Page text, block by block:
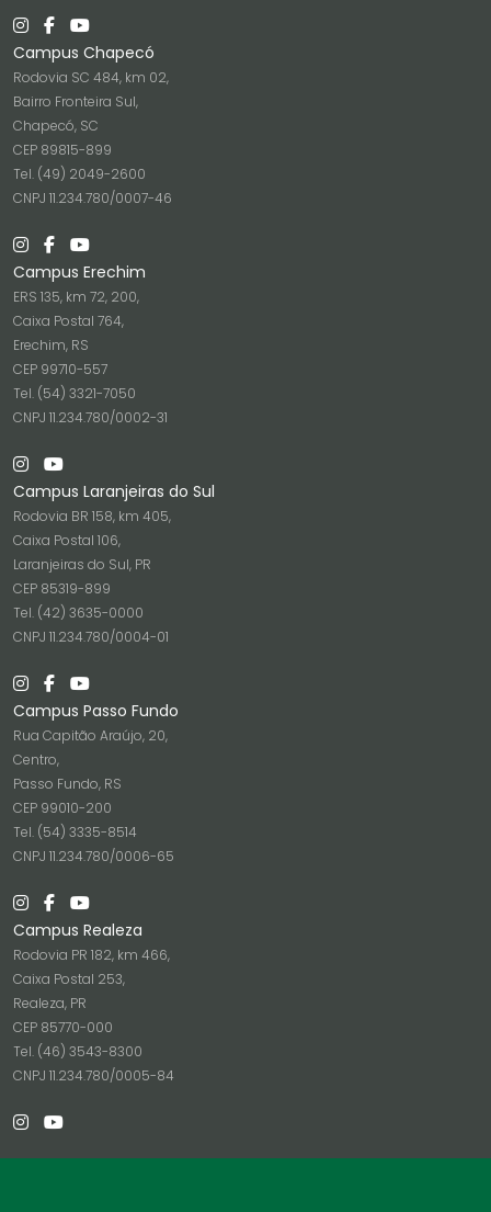
Campus Chapecó
Rodovia SC 484, km 02,
Bairro Fronteira Sul,
Chapecó, SC
CEP 89815-899
Tel. (49) 2049-2600
CNPJ 11.234.780/0007-46
Campus Erechim
ERS 135, km 72, 200,
Caixa Postal 764,
Erechim, RS
CEP 99710-557
Tel. (54) 3321-7050
CNPJ 11.234.780/0002-31
Campus Laranjeiras do Sul
Rodovia BR 158, km 405,
Caixa Postal 106,
Laranjeiras do Sul, PR
CEP 85319-899
Tel. (42) 3635-0000
CNPJ 11.234.780/0004-01
Campus Passo Fundo
Rua Capitão Araújo, 20,
Centro,
Passo Fundo, RS
CEP 99010-200
Tel. (54) 3335-8514
CNPJ 11.234.780/0006-65
Campus Realeza
Rodovia PR 182, km 466,
Caixa Postal 253,
Realeza, PR
CEP 85770-000
Tel. (46) 3543-8300
CNPJ 11.234.780/0005-84